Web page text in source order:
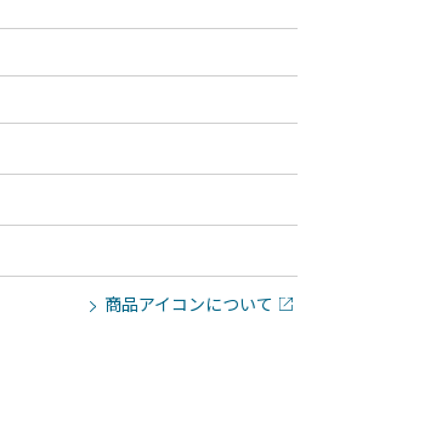
商品アイコンについて